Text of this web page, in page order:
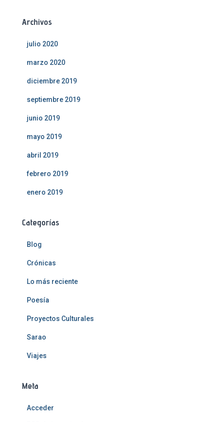
Archivos
julio 2020
marzo 2020
diciembre 2019
septiembre 2019
junio 2019
mayo 2019
abril 2019
febrero 2019
enero 2019
Categorías
Blog
Crónicas
Lo más reciente
Poesía
Proyectos Culturales
Sarao
Viajes
Meta
Acceder